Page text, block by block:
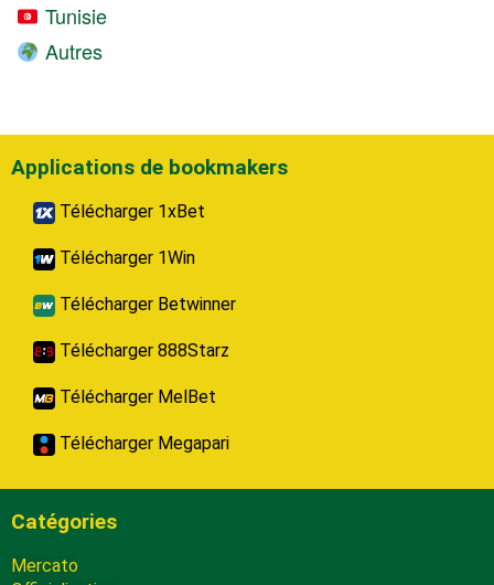
Tunisie
Autres
Applications de bookmakers
Télécharger 1xBet
Télécharger 1Win
Télécharger Betwinner
Télécharger 888Starz
Télécharger MelBet
Télécharger Megapari
Catégories
Mercato